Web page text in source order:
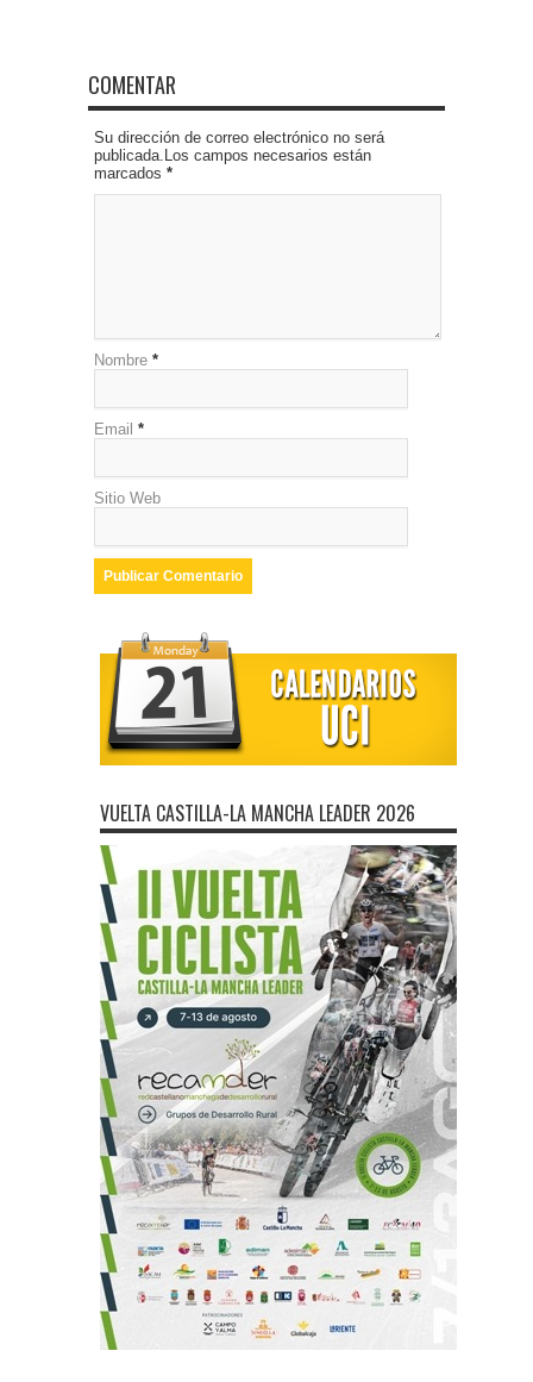
COMENTAR
Su dirección de correo electrónico no será
publicada.Los campos necesarios están
marcados *
Nombre *
Email *
Sitio Web
VUELTA CASTILLA-LA MANCHA LEADER 2026